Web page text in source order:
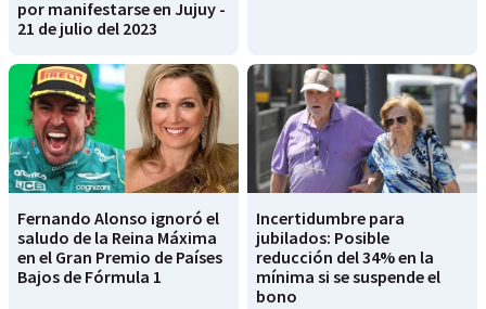
por manifestarse en Jujuy -
21 de julio del 2023
Fernando Alonso ignoró el
saludo de la Reina Máxima
en el Gran Premio de Países
Bajos de Fórmula 1
Incertidumbre para
jubilados: Posible
reducción del 34% en la
mínima si se suspende el
bono